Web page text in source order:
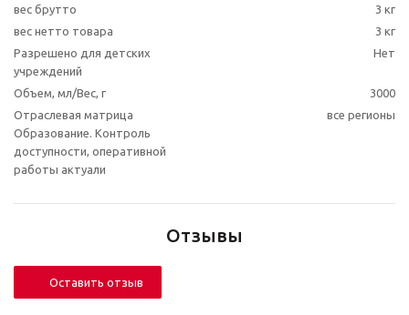
вес брутто
3 кг
вес нетто товара
3 кг
Разрешено для детских
учреждений
Нет
Объем, мл/Вес, г
3000
Отраслевая матрица
Образование. Контроль
доступности, оперативной
работы актуали
все регионы
Отзывы
Оставить отзыв